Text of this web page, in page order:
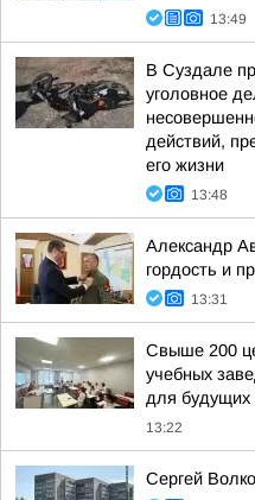
13:49
В Суздале
уголовное
действий,
его жизни
13:48
Александр
гордость и
13:31
Свыше 200
учебных
для будущих
13:22
Сергей